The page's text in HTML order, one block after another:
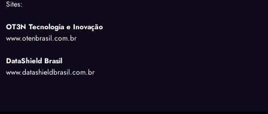
Sites:
OT3N Tecnologia e Inovação
www.otenbrasil.com.br
DataShield Brasil
www.datashieldbrasil.com.br